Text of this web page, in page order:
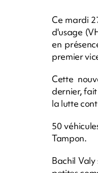
Ce mardi
d'usage
en
premier
Cette
dernier,
la lutte
50
Tampon.
Bachil